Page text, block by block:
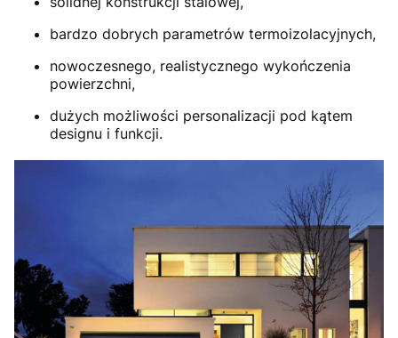
bardzo dobrych parametrów termoizolacyjnych,
nowoczesnego, realistycznego wykończenia
powierzchni,
dużych możliwości personalizacji pod kątem
designu i funkcji.